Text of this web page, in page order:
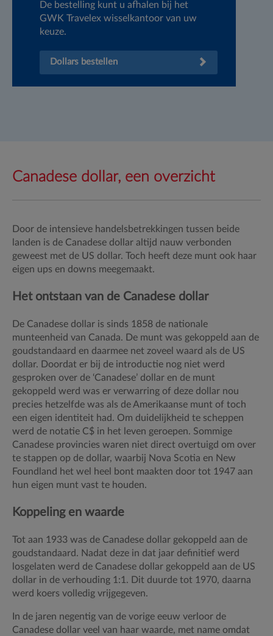
De bestelling kunt u afhalen bij het
GWK Travelex wisselkantoor van uw
keuze.
Dollars bestellen
Canadese dollar, een overzicht
Door de intensieve handelsbetrekkingen tussen beide
landen is de Canadese dollar altijd nauw verbonden
geweest met de US dollar. Toch heeft deze munt ook haar
eigen ups en downs meegemaakt.
Het ontstaan van de Canadese dollar
De Canadese dollar is sinds 1858 de nationale
munteenheid van Canada. De munt was gekoppeld aan de
goudstandaard en daarmee net zoveel waard als de US
dollar. Doordat er bij de introductie nog niet werd
gesproken over de ‘Canadese’ dollar en de munt
gekoppeld werd was er verwarring of deze dollar nou
precies hetzelfde was als de Amerikaanse munt of toch
een eigen identiteit had. Om duidelijkheid te scheppen
werd de notatie C$ in het leven geroepen. Sommige
Canadese provincies waren niet direct overtuigd om over
te stappen op de dollar, waarbij Nova Scotia en New
Foundland het wel heel bont maakten door tot 1947 aan
hun eigen munt vast te houden.
Koppeling en waarde
Tot aan 1933 was de Canadese dollar gekoppeld aan de
goudstandaard. Nadat deze in dat jaar definitief werd
losgelaten werd de Canadese dollar gekoppeld aan de US
dollar in de verhouding 1:1. Dit duurde tot 1970, daarna
werd koers volledig vrijgegeven.
In de jaren negentig van de vorige eeuw verloor de
Canadese dollar veel van haar waarde, met name omdat